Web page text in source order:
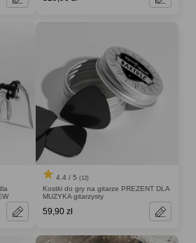
4.4 / 5 (12)
Kostki do gry na gitarze PREZENT DLA
MUZYKA gitarzysty
59,90 zł